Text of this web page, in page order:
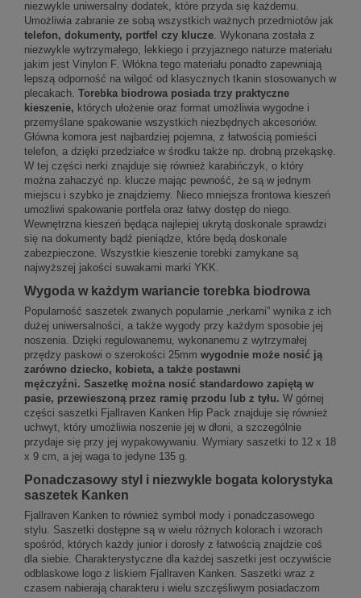
niezwykle uniwersalny dodatek, które przyda się każdemu.
Umożliwia zabranie ze sobą wszystkich ważnych przedmiotów jak
telefon, dokumenty, portfel czy klucze. Wykonana została z
niezwykle wytrzymałego, lekkiego i przyjaznego naturze materiału
jakim jest Vinylon F. Włókna tego materiału ponadto zapewniają
lepszą odporność na wilgoć od klasycznych tkanin stosowanych w
plecakach. Torebka biodrowa posiada trzy praktyczne
kieszenie, których ułożenie oraz format umożliwia wygodne i
przemyślane spakowanie wszystkich niezbędnych akcesoriów.
Główna komora jest najbardziej pojemna, z łatwością pomieści
telefon, a dzięki przedziałce w środku także np. drobną przekąskę.
W tej części nerki znajduje się również karabińczyk, o który
można zahaczyć np. klucze mając pewność, że są w jednym
miejscu i szybko je znajdziemy. Nieco mniejsza frontowa kieszeń
umożliwi spakowanie portfela oraz łatwy dostęp do niego.
Wewnętrzna kieszeń będąca najlepiej ukrytą doskonale sprawdzi
się na dokumenty bądź pieniądze, które będą doskonale
zabezpieczone. Wszystkie kieszenie torebki zamykane są
najwyższej jakości suwakami marki YKK.
Wygoda w każdym wariancie torebka biodrowa
Popularność saszetek zwanych popularnie „nerkami” wynika z ich
dużej uniwersalności, a także wygody przy każdym sposobie jej
noszenia. Dzięki regulowanemu, wykonanemu z wytrzymałej
przędzy paskowi o szerokości 25mm wygodnie może nosić ją
zarówno dziecko, kobieta, a także postawni
mężczyźni. Saszetkę można nosić standardowo zapiętą w
pasie, przewieszoną przez ramię przodu lub z tyłu. W górnej
części saszetki Fjallraven Kanken Hip Pack znajduje się również
uchwyt, który umożliwia noszenie jej w dłoni, a szczególnie
przydaje się przy jej wypakowywaniu. Wymiary saszetki to 12 x 18
x 9 cm, a jej waga to jedyne 135 g.
Ponadczasowy styl i niezwykle bogata kolorystyka
saszetek Kanken
Fjallraven Kanken to również symbol mody i ponadczasowego
stylu. Saszetki dostępne są w wielu różnych kolorach i wzorach
spośród, których każdy junior i dorosły z łatwością znajdzie coś
dla siebie. Charakterystyczne dla każdej saszetki jest oczywiście
odblaskowe logo z liskiem Fjallraven Kanken. Saszetki wraz z
czasem nabierają charakteru i wielu szczęśliwym posiadaczom